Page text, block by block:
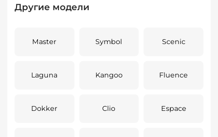
Другие модели
Master Symbol Scenic
Laguna Kangoo Fluence
Dokker Clio Espace